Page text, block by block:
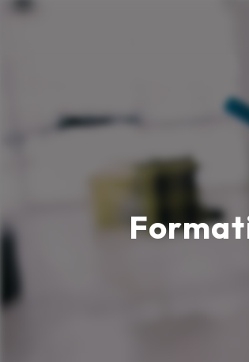
Panneau de gestion des cookies